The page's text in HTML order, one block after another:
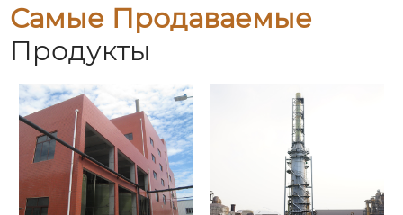
Самые Продаваемые
Продукты